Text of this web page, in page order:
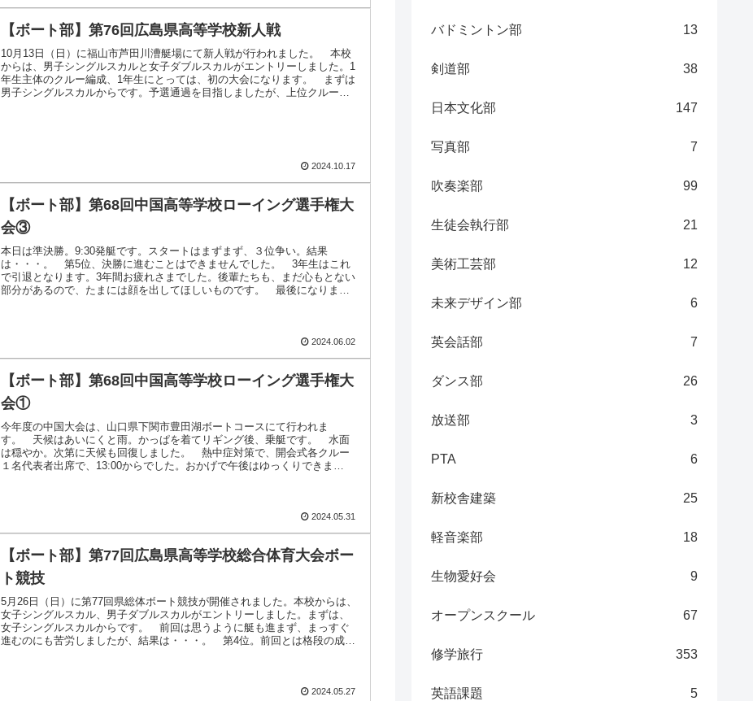
【ボート部】第76回広島県高等学校新人戦
10月13日（日）に福山市芦田川漕艇場にて新人戦が行われました。 本校
からは、男子シングルスカルと女子ダブルスカルがエントリーしました。1
年生主体のクルー編成、1年生にとっては、初の大会になります。 まずは
男子シングルスカルからです。予選通過を目指しましたが、上位クルーの
2024.10.17
【ボート部】第68回中国高等学校ローイング選手権大
会③
本日は準決勝。9:30発艇です。スタートはまずまず、３位争い。結果
は・・・。 第5位、決勝に進むことはできませんでした。 3年生はこれ
で引退となります。3年間お疲れさまでした。後輩たちも、まだ心もとない
部分があるので、たまには顔を出してほしいものです。 最後になりまし
2024.06.02
【ボート部】第68回中国高等学校ローイング選手権大
会①
今年度の中国大会は、山口県下関市豊田湖ボートコースにて行われま
す。 天候はあいにくと雨。かっぱを着てリギング後、乗艇です。 水面
は穏やか。次第に天候も回復しました。 熱中症対策で、開会式各クルー
１名代表者出席で、13:00からでした。おかげで午後はゆっくりできま
2024.05.31
【ボート部】第77回広島県高等学校総合体育大会ボー
ト競技
5月26日（日）に第77回県総体ボート競技が開催されました。本校からは、
女子シングルスカル、男子ダブルスカルがエントリーしました。まずは、
女子シングルスカルからです。 前回は思うように艇も進まず、まっすぐ
進むのにも苦労しましたが、結果は・・・。 第4位。前回とは格段の成長
2024.05.27
バドミントン部 13
剣道部 38
日本文化部 147
写真部 7
吹奏楽部 99
生徒会執行部 21
美術工芸部 12
未来デザイン部 6
英会話部 7
ダンス部 26
放送部 3
PTA 6
新校舎建築 25
軽音楽部 18
生物愛好会 9
オープンスクール 67
修学旅行 353
英語課題 5